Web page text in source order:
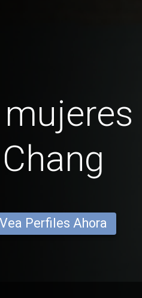
Chang
Vea Perfiles Ahora